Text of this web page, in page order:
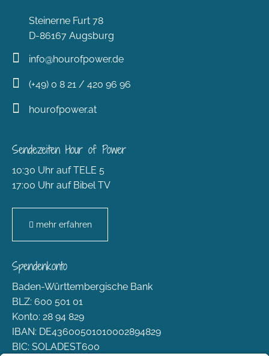
Steinerne Furt 78
D-86167 Augsburg
info@hourofpower.de
(+49) 0 8 21 / 420 96 96
hourofpower.at
Sendezeiten Hour of Power
10:30 Uhr auf TELE 5
17:00 Uhr auf Bibel TV
mehr erfahren
Spendenkonto
Baden-Württembergische Bank
BLZ: 600 501 01
Konto: 28 94 829
IBAN: DE43600501010002894829
BIC: SOLADEST600